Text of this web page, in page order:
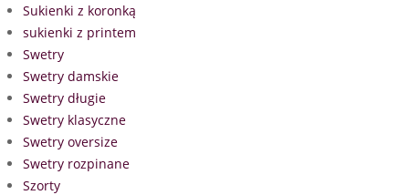
Sukienki z koronką
sukienki z printem
Swetry
Swetry damskie
Swetry długie
Swetry klasyczne
Swetry oversize
Swetry rozpinane
Szorty